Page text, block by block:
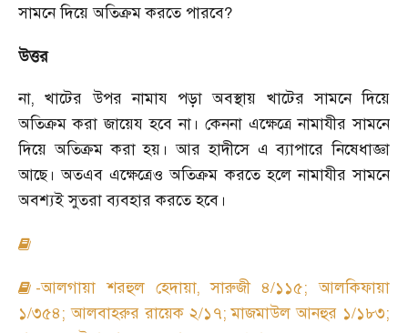
সামনে দিয়ে অতিক্রম করতে পারবে?
উত্তর
না,খাটের উপর নামায পড়া অবস্থায় খাটের সামনে দিয়ে
অতিক্রম করা জায়েয হবে না। কেননা এক্ষেত্রে নামাযীর সামনে
দিয়ে অতিক্রম করা হয়। আর হাদীসে এ ব্যাপারে নিষেধাজ্ঞা
আছে। অতএব এক্ষেত্রেও অতিক্রম করতে হলে নামাযীর সামনে
অবশ্যই সুতরা ব্যবহার করতে হবে।
-আলগায়া শরহুল হেদায়া,সারুজী ৪/১১৫;আলকিফায়া
১/৩৫৪;আলবাহরুর রায়েক ২/১৭;মাজমাউল আনহুর ১/১৮৩;